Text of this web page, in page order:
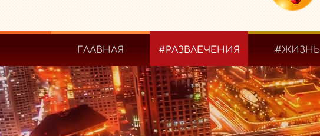
ГЛАВНАЯ #РАЗВЛЕЧЕНИЯ #ЖИЗНЬ